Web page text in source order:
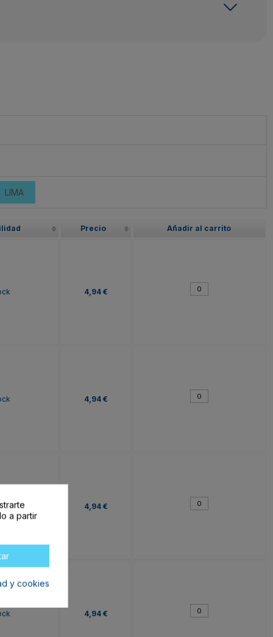
LIMA
Precio Añadir al carrito
4,94 €
4,94 €
4,94 €
4,94 €
a partir
y cookies